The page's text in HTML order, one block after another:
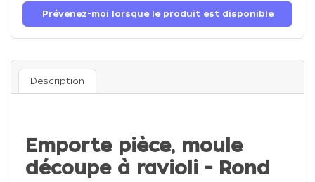
Prévenez-moi lorsque le produit est disponible
Description
Emporte pièce, moule
découpe à ravioli - Rond